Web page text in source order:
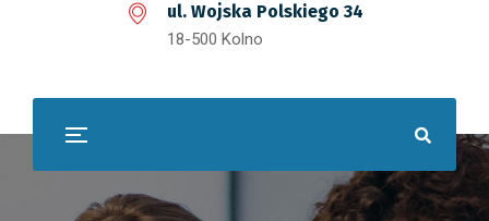
ul. Wojska Polskiego 34
18-500 Kolno